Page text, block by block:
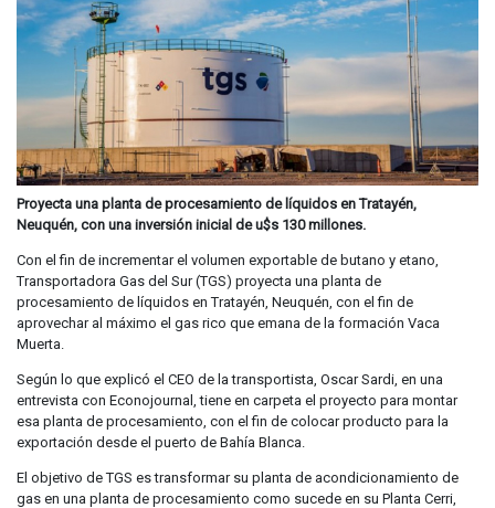
Proyecta una planta de procesamiento de líquidos en Tratayén,
Neuquén, con una inversión inicial de u$s 130 millones.
Con el fin de incrementar el volumen exportable de butano y etano,
Transportadora Gas del Sur (TGS) proyecta una planta de
procesamiento de líquidos en Tratayén, Neuquén, con el fin de
aprovechar al máximo el gas rico que emana de la formación Vaca
Muerta.
Según lo que explicó el CEO de la transportista, Oscar Sardi, en una
entrevista con Econojournal, tiene en carpeta el proyecto para montar
esa planta de procesamiento, con el fin de colocar producto para la
exportación desde el puerto de Bahía Blanca.
El objetivo de TGS es transformar su planta de acondicionamiento de
gas en una planta de procesamiento como sucede en su Planta Cerri,